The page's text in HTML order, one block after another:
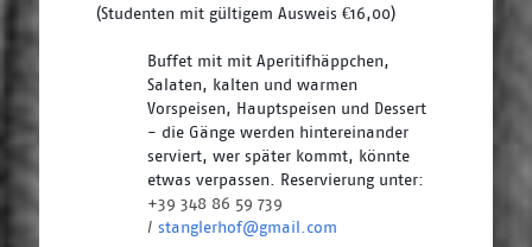
(Studenten mit gültigem Ausweis €16,00)
Buffet mit mit Aperitifhäppchen,
Salaten, kalten und warmen
Vorspeisen, Hauptspeisen und Dessert
- die Gänge werden hintereinander
serviert, wer später kommt, könnte
+39 348 86 59 739
/ stanglerhof@gmail.com